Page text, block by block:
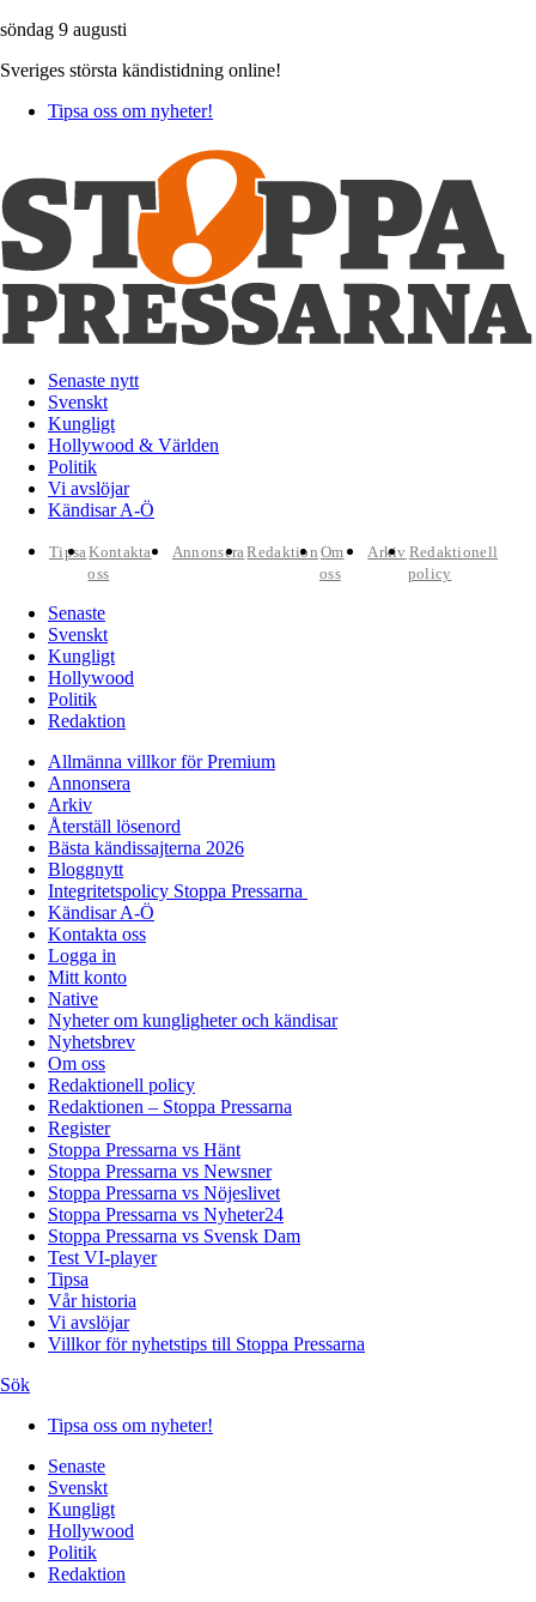
söndag 9 augusti
Sveriges största kändistidning online!
Tipsa oss om nyheter!
Senaste nytt
Svenskt
Kungligt
Hollywood & Världen
Politik
Vi avslöjar
Kändisar A-Ö
TipsaKontakta
oss
AnnonseraRedaktion Om
oss
Arkiv Redaktionell
policy
Senaste
Svenskt
Kungligt
Hollywood
Politik
Redaktion
Allmänna villkor för Premium
Annonsera
Arkiv
Återställ lösenord
Bästa kändissajterna 2026
Bloggnytt
Integritetspolicy Stoppa Pressarna
Kändisar A-Ö
Kontakta oss
Logga in
Mitt konto
Native
Nyheter om kungligheter och kändisar
Nyhetsbrev
Om oss
Redaktionell policy
Redaktionen – Stoppa Pressarna
Register
Stoppa Pressarna vs Hänt
Stoppa Pressarna vs Newsner
Stoppa Pressarna vs Nöjeslivet
Stoppa Pressarna vs Nyheter24
Stoppa Pressarna vs Svensk Dam
Test VI-player
Tipsa
Vår historia
Vi avslöjar
Villkor för nyhetstips till Stoppa Pressarna
Sök
Tipsa oss om nyheter!
Senaste
Svenskt
Kungligt
Hollywood
Politik
Redaktion